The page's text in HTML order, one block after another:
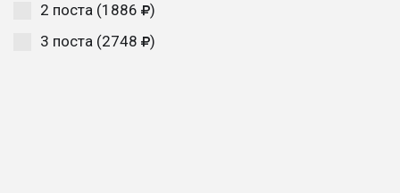
2 поста (1886
)
3 поста (2748
)